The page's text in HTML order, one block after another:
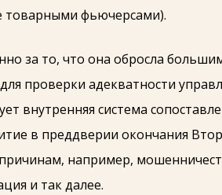
товарными фьючерсами).
за то, что она обросла
проверки адекватности
внутренняя система
в преддверии окончания
например,
и так далее.